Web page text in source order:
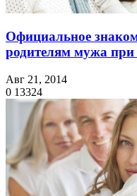
Официальное
родителям мужа при
Авг 21, 2014
0 13324